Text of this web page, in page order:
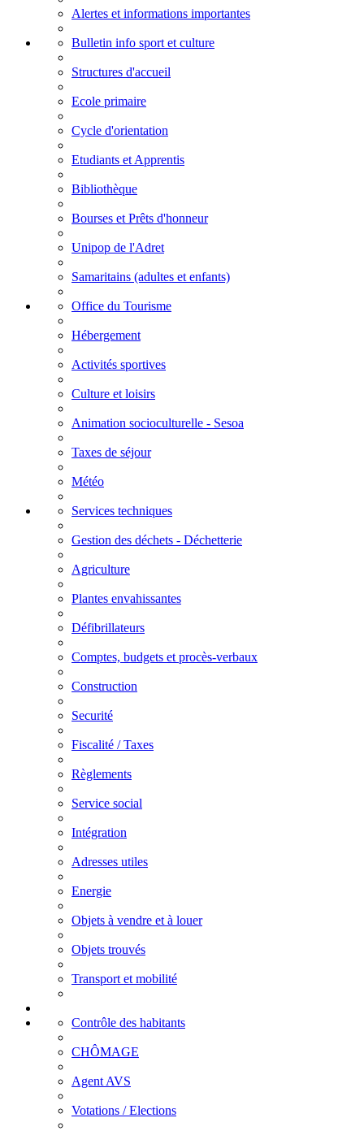
Alertes et informations importantes
Bulletin info sport et culture
Structures d'accueil
Ecole primaire
Cycle d'orientation
Etudiants et Apprentis
Bibliothèque
Bourses et Prêts d'honneur
Unipop de l'Adret
Samaritains (adultes et enfants)
Office du Tourisme
Hébergement
Activités sportives
Culture et loisirs
Animation socioculturelle - Sesoa
Taxes de séjour
Météo
Services techniques
Gestion des déchets - Déchetterie
Agriculture
Plantes envahissantes
Défibrillateurs
Comptes, budgets et procès-verbaux
Construction
Securité
Fiscalité / Taxes
Règlements
Service social
Intégration
Adresses utiles
Energie
Objets à vendre et à louer
Objets trouvés
Transport et mobilité
Contrôle des habitants
CHÔMAGE
Agent AVS
Votations / Elections